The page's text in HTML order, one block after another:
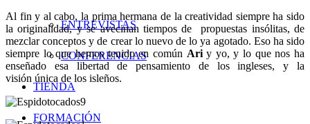
ENTREVISTAS
CONFERENCIAS
TIENDA
FORMACIÓN
Al fin y al cabo, la prima hermana de la creatividad siempre ha sido
la originalidad, y se avecinan tiempos de propuestas insólitas, de
mezclar conceptos y de crear lo nuevo de lo ya agotado. Eso ha sido
siempre lo que hemos tenido en común Ariy yo, y lo que nos ha
enseñado esa libertad de pensamiento de los ingleses, y la
visión única de los isleños.